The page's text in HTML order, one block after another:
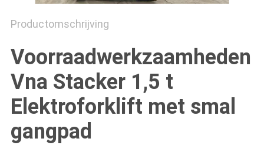
Productomschrijving
Voorraadwerkzaamheden
Vna Stacker 1,5 t
Elektroforklift met smal
gangpad